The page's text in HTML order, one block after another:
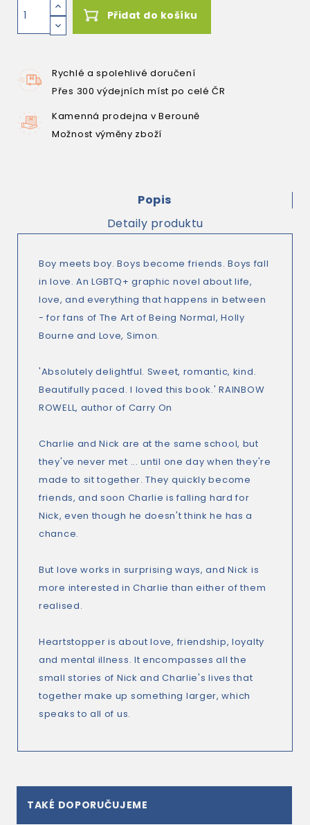
Přidat do košíku
Rychlé a spolehlivé doručení
Přes 300 výdejních míst po celé ČR
Kamenná prodejna v Berouně
Možnost výměny zboží
Popis
Detaily produktu
Boy meets boy. Boys become friends. Boys fall
in love. An LGBTQ+ graphic novel about life,
love, and everything that happens in between
- for fans of The Art of Being Normal, Holly
Bourne and Love, Simon.
'Absolutely delightful. Sweet, romantic, kind.
Beautifully paced. I loved this book.' RAINBOW
ROWELL, author of Carry On
Charlie and Nick are at the same school, but
they've never met ... until one day when they're
made to sit together. They quickly become
friends, and soon Charlie is falling hard for
Nick, even though he doesn't think he has a
chance.
But love works in surprising ways, and Nick is
more interested in Charlie than either of them
realised.
Heartstopper is about love, friendship, loyalty
and mental illness. It encompasses all the
small stories of Nick and Charlie's lives that
together make up something larger, which
speaks to all of us.
TAKÉ DOPORUČUJEME